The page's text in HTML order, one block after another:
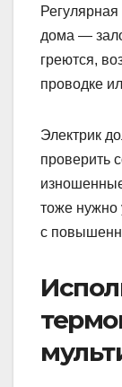
дома —
греются,
проводке
Электрик
проверить
тоже нужно
с